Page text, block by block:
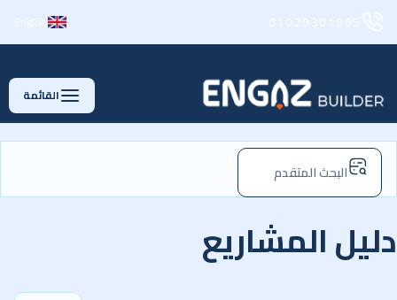
01020301995
English
القائمة
البحث المتقدم
المشاريع